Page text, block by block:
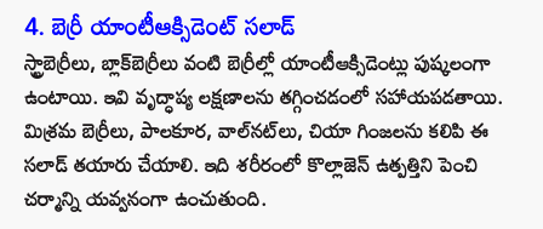
4. బెర్రీ యాంటీఆక్సిడెంట్ సలాడ్
స్ట్రాబెర్రీలు, బ్లాక్‌బెర్రీలు వంటి బెర్రీల్లో యాంటీఆక్సిడెంట్లు పుష్కలంగా
ఉంటాయి. ఇవి వృద్ధాప్య లక్షణాలను తగ్గించడంలో సహాయపడతాయి.
మిశ్రమ బెర్రీలు, పాలకూర, వాల్‌నట్‌లు, చియా గింజలను కలిపి ఈ
సలాడ్ తయారు చేయాలి. ఇది శరీరంలో కొల్లాజెన్ ఉత్పత్తిని పెంచి
చర్మాన్ని యవ్వనంగా ఉంచుతుంది.